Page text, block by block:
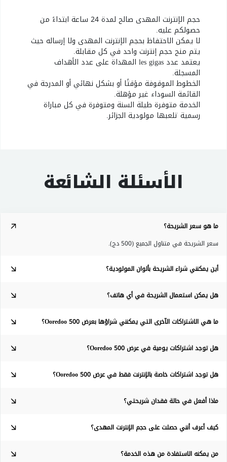
حجم الإنترنت المهدى صالح لمدة 24 ساعة ابتداءً من
حصولكم عليه.
لا يمكن الاحتفاظ بحجم الإنترنت المهدى ولا إرساله حيث
يتم منح حجم إنترنت واحد في كل مقابلة.
يعتمد عدد les gigas المهداة على عدد الأهداف
المسجلة.
الخطوط الموقوفة مؤقتًا أو بشكل نهائي أو المدرجة في
القائمة السوداء غير مؤهلة.
الخدمة متوفرة طيلة السنة ومتوفرة في كل مباراة
رسمية تلعبها مولودية الجزائر.
الأسئلة الشائعة
ما هو سعر الشريحة؟
سعر الشريحة في متناول الجميع (500 دج).
أين يمكنني شراء الشريحة بألوان المولودية؟
هل يمكن استعمال الشريحة في أي هاتف؟
ما هي الاشتراكات الآخرى التي يمكنني شراؤها بعرض Ooredoo 500؟
هل توجد اشتراكات يومية في عرض Ooredoo 500؟
هل توجد اشتراكات خاصة بالإنترنت فقط في عرض Ooredoo 500؟
ماذا أفعل في حالة فقدان شريحتي؟
كيف أعرف أنني حصلت على حجم الإنترنت المهدى؟
من يمكنه الاستفادة من هذه الخدمة؟